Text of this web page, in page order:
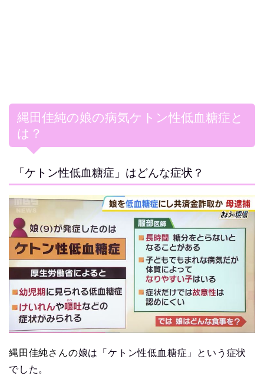
縄田佳純の娘の病気ケトン性低血糖症と
は？
「ケトン性低血糖症」はどんな症状？
縄田佳純さんの娘は「ケトン性低血糖症」という症状
でした。